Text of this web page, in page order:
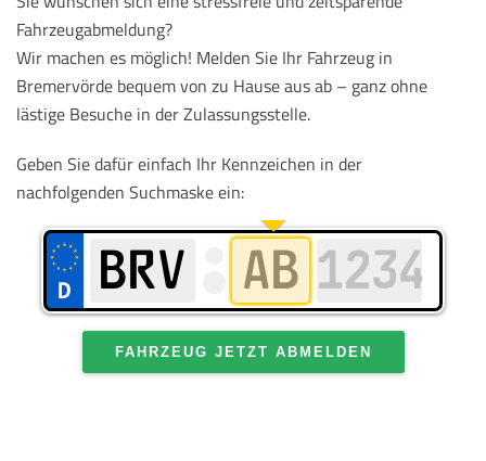
Fahrzeugabmeldung?
Wir machen es möglich! Melden Sie Ihr Fahrzeug in
Bremervörde bequem von zu Hause aus ab – ganz ohne
lästige Besuche in der Zulassungsstelle.
Geben Sie dafür einfach Ihr Kennzeichen in der
nachfolgenden Suchmaske ein:
FAHRZEUG JETZT ABMELDEN